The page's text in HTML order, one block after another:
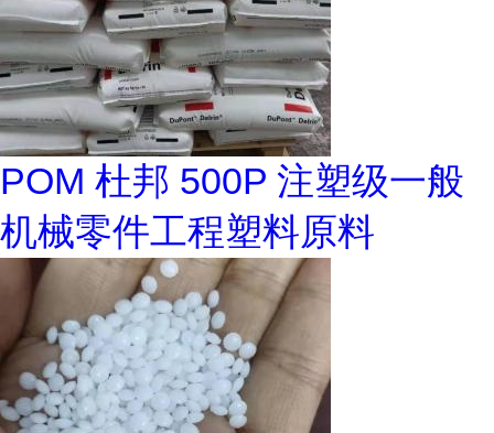
POM 杜邦 500P 注塑级一般
机械零件工程塑料原料